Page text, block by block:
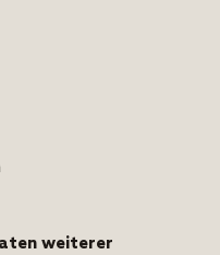
weiterer